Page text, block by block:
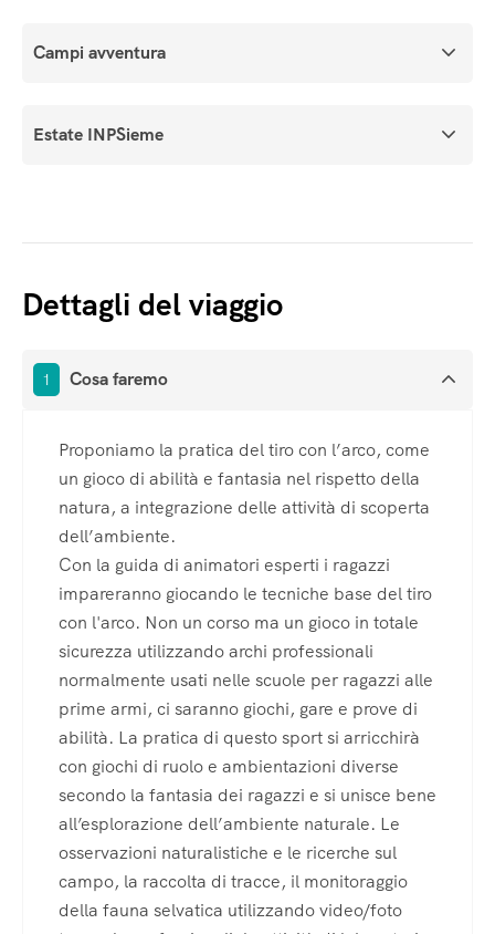
Campi avventura
Estate INPSieme
Dettagli del viaggio
1 Cosa faremo
Proponiamo la pratica del tiro con l’arco, come
un gioco di abilità e fantasia nel rispetto della
natura, a integrazione delle attività di scoperta
dell’ambiente.
Con la guida di animatori esperti i ragazzi
impareranno giocando le tecniche base del tiro
con l'arco. Non un corso ma un gioco in totale
sicurezza utilizzando archi professionali
normalmente usati nelle scuole per ragazzi alle
prime armi, ci saranno giochi, gare e prove di
abilità. La pratica di questo sport si arricchirà
con giochi di ruolo e ambientazioni diverse
secondo la fantasia dei ragazzi e si unisce bene
all’esplorazione dell’ambiente naturale. Le
osservazioni naturalistiche e le ricerche sul
campo, la raccolta di tracce, il monitoraggio
della fauna selvatica utilizzando video/foto